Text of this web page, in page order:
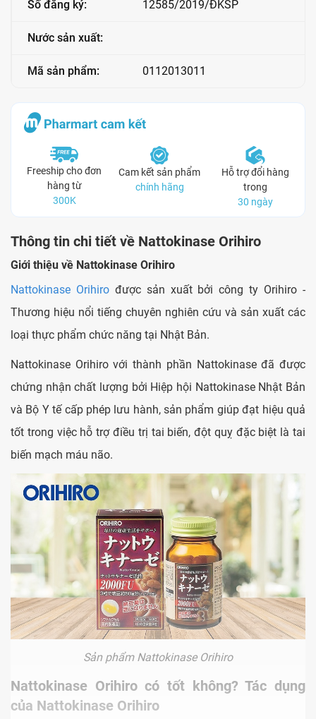
Số đăng ký: 12585/2019/ĐKSP
Nước sản xuất:
Mã sản phẩm: 0112013011
Freeship cho đơn
hàng từ
300K
Cam kết sản phẩm
chính hãng
Hỗ trợ đổi hàng
trong
30 ngày
Thông tin chi tiết về Nattokinase Orihiro
Giới thiệu về Nattokinase Orihiro
Nattokinase Orihirođược sản xuất bởi công ty Orihiro -
Thương hiệu nổi tiếng chuyên nghiên cứu và sản xuất các
loại thực phẩm chức năng tại Nhật Bản.
Nattokinase Orihiro với thành phần Nattokinase đã được
chứng nhận chất lượng bởi Hiệp hội Nattokinase Nhật Bản
và Bộ Y tế cấp phép lưu hành, sản phẩm giúp đạt hiệu quả
tốt trong việc hỗ trợ điều trị tai biến, đột quỵ đặc biệt là tai
biến mạch máu não.
Sản phẩm Nattokinase Orihiro
Nattokinase Orihirocó tốt không? Tác dụng
của Nattokinase Orihiro